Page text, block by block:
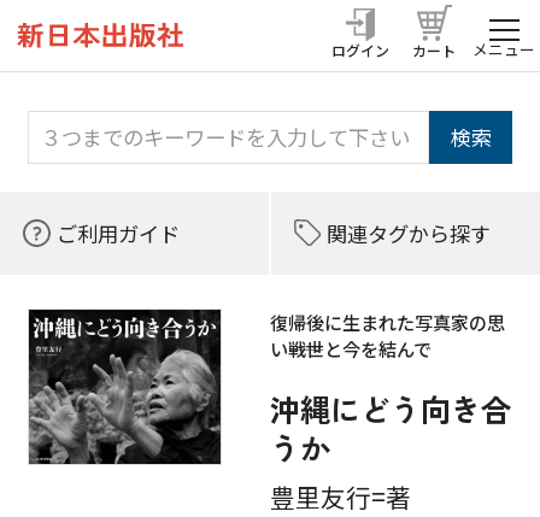
ログイン カート メニュー
ご利用ガイド 関連タグから探す
復帰後に生まれた写真家の思
い――戦世と今を結んで
沖縄にどう向き合
うか
豊里友行=著